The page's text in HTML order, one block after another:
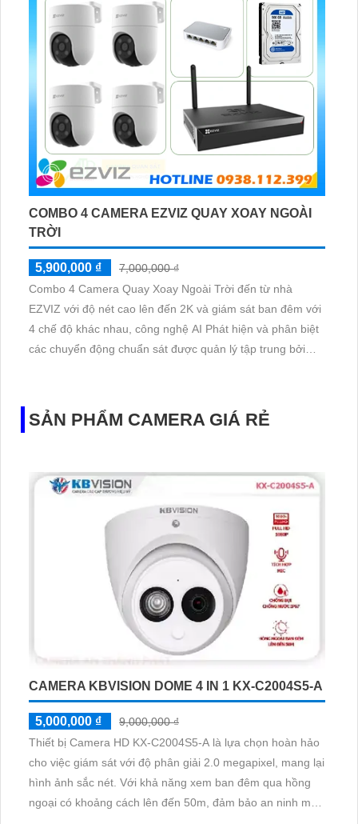
COMBO 4 CAMERA EZVIZ QUAY XOAY NGOÀI
TRỜI
5,900,000 ₫
7,000,000 ₫
Combo 4 Camera Quay Xoay Ngoài Trời đến từ nhà
EZVIZ với độ nét cao lên đến 2K và giám sát ban đêm với
4 chế độ khác nhau, công nghệ AI Phát hiện và phân biệt
các chuyển động chuẩn sát được quản lý tập trung bởi
SẢN PHẨM CAMERA GIÁ RẺ
CAMERA KBVISION DOME 4 IN 1 KX-C2004S5-A
5,000,000 ₫
9,000,000 ₫
Thiết bị Camera HD KX-C2004S5-A là lựa chọn hoàn hảo
cho việc giám sát với độ phân giải 2.0 megapixel, mang lại
hình ảnh sắc nét. Với khả năng xem ban đêm qua hồng
ngoại có khoảng cách lên đến 50m, đảm bảo an ninh mọi